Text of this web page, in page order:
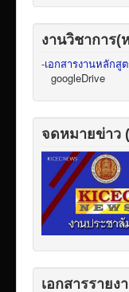
งานวิชาการ(
-เอกสารงานหลักสู
googleDrive
จดหมายข่าว
เอกสารรายง